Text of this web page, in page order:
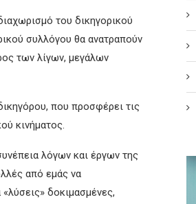
του δικηγορικού
συλλόγου θα ανατραπούν
των λίγων, μεγάλων
που προσφέρει τις
κινήματος.
λόγων και έργων της
από εμάς να
δοκιμασμένες,